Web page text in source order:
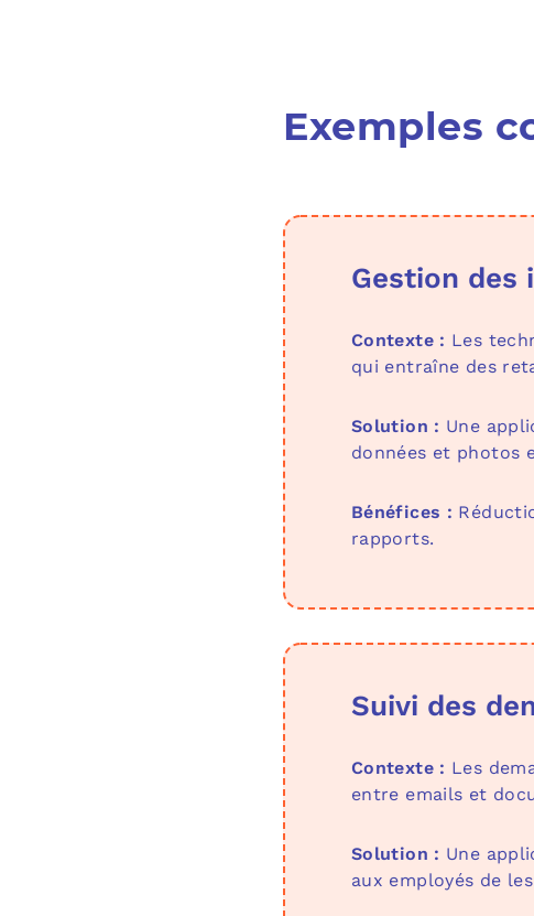
Exemples
Gestion des
Contexte : Les
qui entraîne des
Solution : Une
données et photos
Bénéfices :
rapports.
Suivi des
Contexte : Les
entre emails et
Solution : Une
aux employés de